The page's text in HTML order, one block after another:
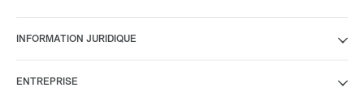
INFORMATION JURIDIQUE
ENTREPRISE